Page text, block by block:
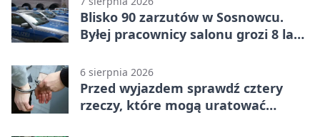
Blisko 90 zarzutów w Sosnowcu.
Byłej pracownicy salonu grozi 8 lat
6 sierpnia 2026
Przed wyjazdem sprawdź cztery
rzeczy, które mogą uratować